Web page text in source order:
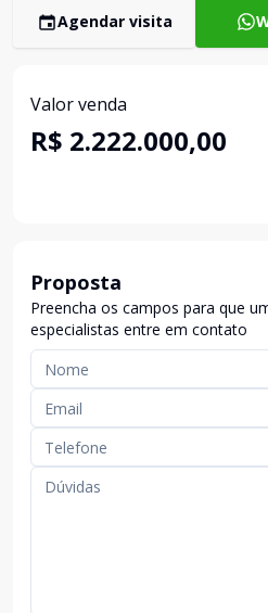
Agendar visita
Valor venda
R$ 2.222.000,00
Proposta
Preencha os campos para que
especialistas entre em contato